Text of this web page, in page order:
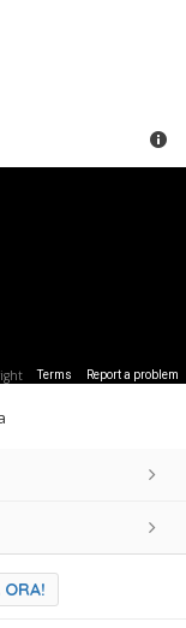
Terms Report a problem
ORA!